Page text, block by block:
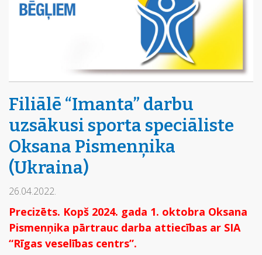
Filiālē “Imanta” darbu
uzsākusi sporta speciāliste
Oksana Pismenņika
(Ukraina)
26.04.2022.
Precizēts. Kopš 2024. gada 1. oktobra Oksana
Pismenņika pārtrauc darba attiecības ar SIA
“Rīgas veselības centrs”.